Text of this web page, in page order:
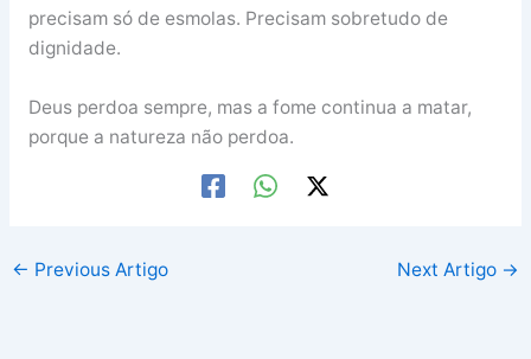
precisam só de esmolas. Precisam sobretudo de
dignidade.
Deus perdoa sempre, mas a fome continua a matar,
porque a natureza não perdoa.
← Previous Artigo Next Artigo →